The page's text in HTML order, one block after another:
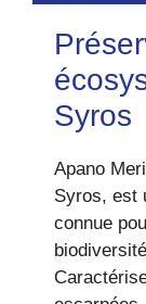
Syros
Apano
Syros, est
connue